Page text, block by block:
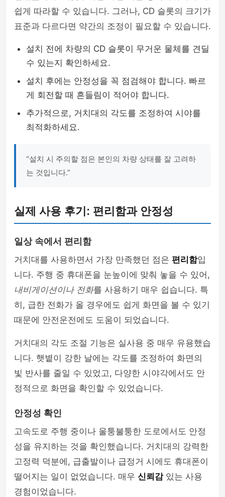
쉽게 따라할 수 있습니다. 그러나, CD 슬롯의 크기가
표준과 다르다면 약간의 조정이 필요할 수 있습니다.
설치 전에 차량의 CD 슬롯이 무거운 물체를 견딜
수 있는지 확인하세요.
설치 후에는 안정성을 꼭 점검해야 합니다. 빠르
게 회전할 때 흔들림이 적어야 합니다.
추가적으로, 거치대의 각도를 조정하여 시야를
최적화하세요.
“설치 시 주의할 점은 본인의 차량 상태를 잘 고려하
는 것입니다.”
실제 사용 후기: 편리함과 안정성
일상 속에서 편리함
거치대를 사용하면서 가장 만족했던 점은 편리함입
니다. 주행 중 휴대폰을 눈높이에 맞춰 놓을 수 있어,
내비게이션이나 전화를 사용하기 매우 쉽습니다. 특
히, 급한 전화가 올 경우에도 쉽게 화면을 볼 수 있기
때문에 안전운전에도 도움이 되었습니다.
거치대의 각도 조절 기능은 실사용 중 매우 유용했습
니다. 햇볕이 강한 날에는 각도를 조정하여 화면의
빛 반사를 줄일 수 있었고, 다양한 시야각에서도 안
정적으로 화면을 확인할 수 있었습니다.
안정성 확인
고속도로 주행 중이나 울퉁불퉁한 도로에서도 안정
성을 유지하는 것을 확인했습니다. 거치대의 강력한
고정력 덕분에, 급출발이나 급정거 시에도 휴대폰이
떨어지는 일이 없었습니다. 매우 신뢰감있는 사용
경험이었습니다.